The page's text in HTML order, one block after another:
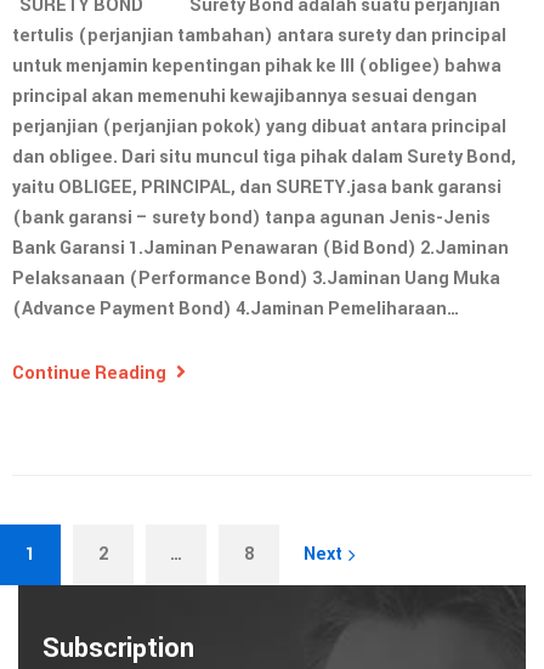
SURETY BOND Surety Bond adalah suatu perjanjian
tertulis (perjanjian tambahan) antara surety dan principal
untuk menjamin kepentingan pihak ke III (obligee) bahwa
principal akan memenuhi kewajibannya sesuai dengan
perjanjian (perjanjian pokok) yang dibuat antara principal
dan obligee. Dari situ muncul tiga pihak dalam Surety Bond,
yaitu OBLIGEE, PRINCIPAL, dan SURETY.jasa bank garansi
(bank garansi – surety bond) tanpa agunan Jenis-Jenis
Bank Garansi 1.Jaminan Penawaran (Bid Bond) 2.Jaminan
Pelaksanaan (Performance Bond) 3.Jaminan Uang Muka
(Advance Payment Bond) 4.Jaminan Pemeliharaan…
Continue Reading
1 2 … 8 Next
Subscription